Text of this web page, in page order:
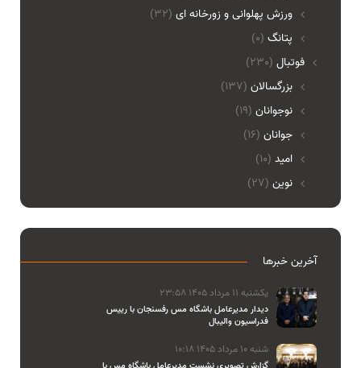
ورزش پهلوانی و زورخانه ای (32)
پتانگ (0)
(230) فوتبال
بزرگسالان (137)
نوجوانان (19)
جوانان (16)
امید (10)
نوین (27)
آخرین خبرها
یکشنبه 11 مرداد 1405 23:58
دیدار مدیرعامل باشگاه مس رفسنجان با رییس
فدراسیون والیبال
شنبه 10 مرداد 1405 10:18